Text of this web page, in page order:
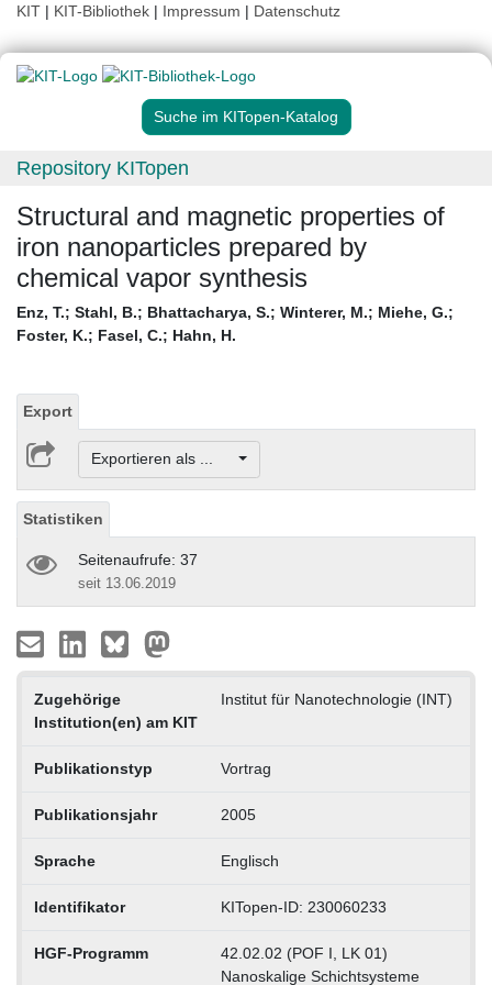
KIT | KIT-Bibliothek | Impressum | Datenschutz
Suche im KITopen-Katalog
Repository KITopen
Structural and magnetic properties of
iron nanoparticles prepared by
chemical vapor synthesis
Enz, T.; Stahl, B.; Bhattacharya, S.; Winterer, M.; Miehe, G.;
Foster, K.; Fasel, C.; Hahn, H.
Export
Exportieren als ...
Statistiken
Seitenaufrufe: 37
seit 13.06.2019
Zugehörige
Institution(en) am KIT
Institut für Nanotechnologie (INT)
Publikationstyp Vortrag
Publikationsjahr 2005
Sprache Englisch
Identifikator KITopen-ID: 230060233
HGF-Programm
42.02.02 (POF I, LK 01)
Nanoskalige Schichtsysteme